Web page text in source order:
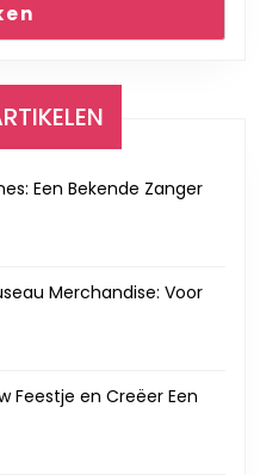
Een Bekende Zanger
Merchandise: Voor
Feestje en Creëer Een